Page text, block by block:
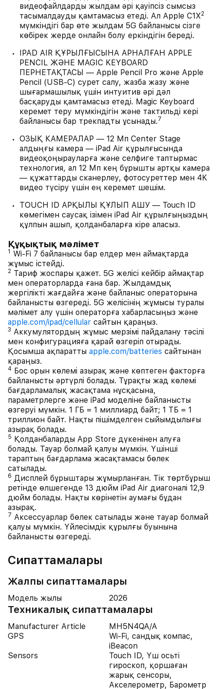
видеофайлдарды жылдам әрі қауіпсіз сымсыз
тасымалдауды қамтамасыз етеді. Ал Apple C1X2
мүмкіндігі бар өте жылдам 5G байланысы сізге
көбірек жерде онлайн болу еркіндігін береді.
IPAD AIR ҚҰРЫЛҒЫСЫНА АРНАЛҒАН APPLE
PENCIL ЖӘНЕ MAGIC KEYBOARD
ПЕРНЕТАҚТАСЫ — Apple Pencil Pro және Apple
Pencil (USB-C) сурет салу, жазба жазу және
шығармашылық үшін интуитив әрі дәл
басқаруды қамтамасыз етеді. Magic Keyboard
керемет теру мүмкіндігін және тактильді кері
байланысы бар трекпадты ұсынады.7
ОЗЫҚ КАМЕРАЛАР — 12 Мп Center Stage
алдыңғы камера — iPad Air құрылғысында
видеоқоңырауларға және селфиге таптырмас
технология, ал 12 Мп кең бұрышты артқы камера
— құжаттарды сканерлеу, фотосуреттер мен 4K
видео түсіру үшін ең керемет шешім.
TOUCH ID АРҚЫЛЫ ҚҰЛЫП АШУ — Touch ID
көмегімен саусақ ізімен iPad Air құрылғыңыздың
құлпын ашып, қолданбаларға кіре аласыз.
Құқықтық мәлімет
1 Wi-Fi 7 байланысы бар елдер мен аймақтарда
жұмыс істейді.
2 Тариф жоспары қажет. 5G желісі кейбір аймақтар
мен операторларда ғана бар. Жылдамдық
жергілікті жағдайға және байланыс операторына
байланысты өзгереді. 5G желісінің жұмысы туралы
мәлімет алу үшін операторға хабарласыңыз және
apple.com/ipad/cellular сайтын қараңыз.
3 Аккумулятордың жұмыс мерзімі пайдалану тәсілі
мен конфигурацияға қарай өзгеріп отырады.
Қосымша ақпаратты apple.com/batteries сайтынан
қараңыз.
4 Бос орын көлемі азырақ және көптеген факторға
байланысты әртүрлі болады. Тұрақты жад көлемі
бағдарламалық жасақтама нұсқасына,
параметрлерге және iPad моделіне байланысты
өзгеруі мүмкін. 1 ГБ = 1 миллиард байт; 1 ТБ = 1
триллион байт. Нақты пішімделген сыйымдылығы
азырақ болады.
5 Қолданбаларды App Store дүкенінен алуға
болады. Тауар болмай қалуы мүмкін. Үшінші
тараптың бағдарлама жасақтамасы бөлек
сатылады.
6 Дисплей бұрыштары жұмырланған. Тік төртбұрыш
ретінде өлшегенде 13 дюйм iPad Air диагоналі 12,9
дюйм болады. Нақты көрінетін аумағы бұдан
азырақ.
7 Аксессуарлар бөлек сатылады және тауар болмай
қалуы мүмкін. Үйлесімдік құрылғы буынына
байланысты өзгереді.
Сипаттамалары
Жалпы сипаттамалары
Модель жылы 2026
Техникалық сипаттамалары
Manufacturer Article
MH5N4QA/A
GPS
Wi-Fi, сандық компас,
iBeacon
Sensors
Touch ID, Үш осьті
гироскоп, қоршаған
жарық сенсоры,
Акселерометр, Барометр